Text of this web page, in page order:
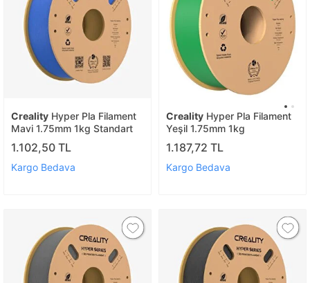
Creality Hyper Pla Filament
Mavi 1.75mm 1kg Standart
1.102,50 TL
Kargo Bedava
Creality Hyper Pla Filament
Yeşil 1.75mm 1kg
1.187,72 TL
Kargo Bedava